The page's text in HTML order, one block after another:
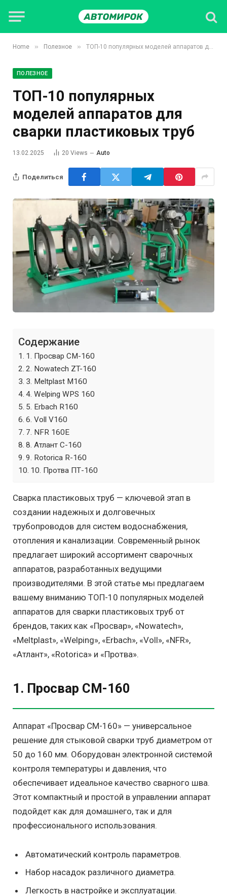
Home » Полезное » ТОП-10 популярных моделей аппаратов для сварки пластиковых труб
ПОЛЕЗНОЕ
ТОП-10 популярных
моделей аппаратов для
сварки пластиковых труб
13.02.2025 20 Views Auto
Поделиться
Содержание
1. Просвар СМ-160
2. Nowatech ZT-160
3. Meltplast M160
4. Welping WPS 160
5. Erbach R160
6. Voll V160
7. NFR 160E
8. Атлант С-160
9. Rotorica R-160
10. Протва ПТ-160
Сварка пластиковых труб — ключевой этап в
создании надежных и долговечных
трубопроводов для систем водоснабжения,
отопления и канализации. Современный рынок
предлагает широкий ассортимент сварочных
аппаратов, разработанных ведущими
производителями. В этой статье мы предлагаем
вашему вниманию ТОП-10 популярных моделей
аппаратов для сварки пластиковых труб от
брендов, таких как «Просвар», «Nowatech»,
«Meltplast», «Welping», «Erbach», «Voll», «NFR»,
«Атлант», «Rotorica» и «Протва».
1. Просвар СМ-160
Аппарат «Просвар СМ-160» — универсальное
решение для стыковой сварки труб диаметром от
50 до 160 мм. Оборудован электронной системой
контроля температуры и давления, что
обеспечивает идеальное качество сварного шва.
Этот компактный и простой в управлении аппарат
подойдет как для домашнего, так и для
профессионального использования.
Автоматический контроль параметров.
Набор насадок различного диаметра.
Легкость в настройке и эксплуатации.